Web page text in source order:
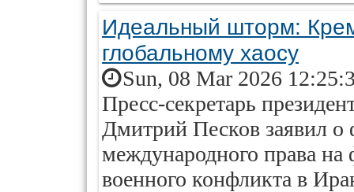
Идеальный шторм:
глобальному хаосу
Sun, 08 Mar 2026
Пресс-секретарь
Дмитрий Песков заявил о
международного права на
военного конфликта в